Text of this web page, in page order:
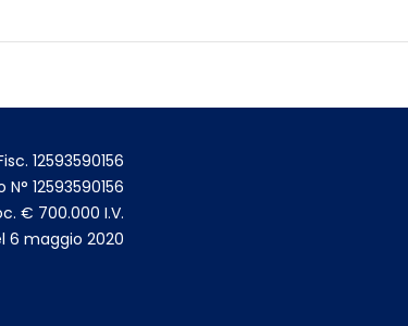
12593590156
12593590156
€ 700.000 I.V.
6 maggio 2020